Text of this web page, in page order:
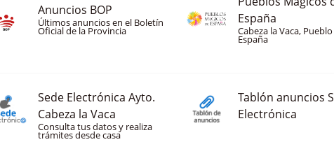
Anuncios BOP
Últimos anuncios en el Boletín
Oficial de la Provincia
Pueblos Mágicos
España
Cabeza la Vaca,
España
Sede Electrónica Ayto.
Cabeza la Vaca
Consulta tus datos y realiza
trámites desde casa
Tablón anuncios
Electrónica